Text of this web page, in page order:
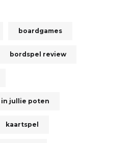
boardgames
bordspel review
jullie poten
kaartspel